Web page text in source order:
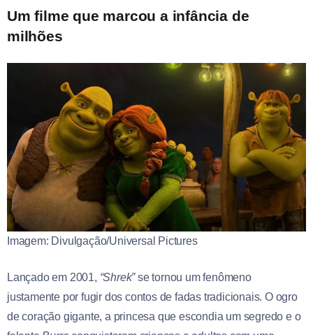
Um filme que marcou a infância de
milhões
Imagem: Divulgação/Universal Pictures
Lançado em 2001, “Shrek”se tornou um fenômeno
justamente por fugir dos contos de fadas tradicionais. O ogro
de coração gigante, a princesa que escondia um segredo e o